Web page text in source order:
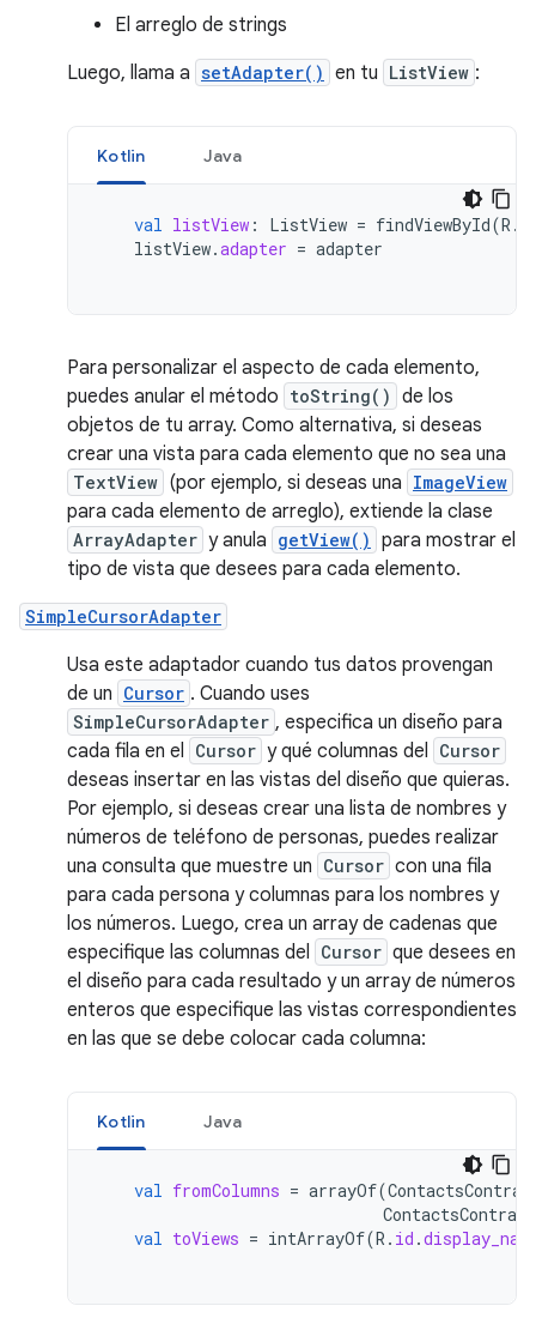
El arreglo de strings
Luego, llama a setAdapter() en tu ListView :
Kotlin Java
val listView : ListView = findViewById(R .
listView.adapter = adapter
Para personalizar el aspecto de cada elemento,
puedes anular el método toString() de los
objetos de tu array. Como alternativa, si deseas
crear una vista para cada elemento que no sea una
TextView (por ejemplo, si deseas una ImageView
para cada elemento de arreglo), extiende la clase
ArrayAdapter y anula getView() para mostrar el
tipo de vista que desees para cada elemento.
SimpleCursorAdapter
Usa este adaptador cuando tus datos provengan
de un Cursor . Cuando uses
SimpleCursorAdapter , especifica un diseño para
cada fila en el Cursor y qué columnas del Cursor
deseas insertar en las vistas del diseño que quieras.
Por ejemplo, si deseas crear una lista de nombres y
números de teléfono de personas, puedes realizar
una consulta que muestre un Cursor con una fila
para cada persona y columnas para los nombres y
los números. Luego, crea un array de cadenas que
especifique las columnas del Cursor que desees en
el diseño para cada resultado y un array de números
enteros que especifique las vistas correspondientes
en las que se debe colocar cada columna:
Kotlin Java
val fromColumns = arrayOf(
ContactsContract
val toViews = intArrayOf(R . id .